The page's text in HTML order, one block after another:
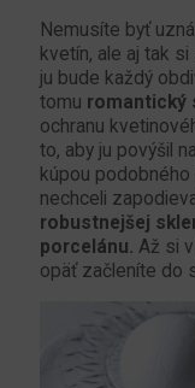
Nemusíte byť
kvetín, ale aj tak
ju bude každý
tomu romantický
ochranu
to, aby ju povýšil
kúpou
nechceli
robustnejšej
porcelánu. Až si
opäť začleníte do